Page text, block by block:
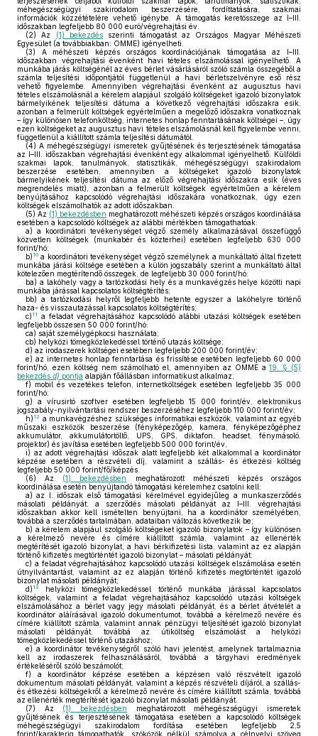
méhegészségügyi szakirodalom beszerzésére, fordíttatására, szakmai
információk közzétételére vehető igénybe. A támogatás keretösszege az I–III.
időszakban legfeljebb 80 000 euró/végrehajtási év.
(2) Az (1) bekezdés szerinti támogatást az Országos Magyar Méhészeti
Egyesület (a továbbiakban: OMME) igényelheti.
(3) A méhészeti képzés országos koordinációjának támogatása az I–III.
időszakban végrehajtási évenként havi tételes elszámolással igényelhető. A
munkába járás költségénél az éves bérlet vásárlásáról szóló számla összegéből a
számla teljesítési időpontjától függetlenül a havi bérletszelvényre eső rész
vehető figyelembe. Amennyiben végrehajtási évenként az augusztus havi
tételes elszámolásnál a kérelem alapjául szolgáló költségeket igazoló bizonylatok
bármelyikének teljesítési dátuma a következő végrehajtási időszakra esik,
azonban a felmerült költségek egyértelműen a megelőző időszakra vonatkoznak
– így különösen telefonköltség, internetes honlap fenntartásának költségei –, úgy
ezen költségeket az augusztus havi tételes elszámolásnál kell figyelembe venni,
függetlenül a kiállított számla teljesítési dátumától.
(4) A méhegészségügyi ismeretek gyűjtésének és terjesztésének támogatása
az I–III. időszakban végrehajtási évenként egy alkalommal igényelhető. Külföldi
szakmai lapok, tanulmányok, statisztikák, méhegészségügyi szakirodalom
beszerzése esetében, amennyiben a költségeket igazoló bizonylatok
bármelyikének teljesítési dátuma az előző végrehajtási időszakra esik (éves
megrendelés miatt), azonban a felmerült költségek egyértelműen a kérelem
benyújtásához kapcsolódó végrehajtási időszakára vonatkoznak, úgy ezen
költségek elszámolhatók az adott időszakban.
(5) Az (1) bekezdésben meghatározott méhészeti képzés országos koordinálása
esetében a kapcsolódó költségek az alábbi mértékben támogathatóak:
a) a koordinátori tevékenységet végző személy alkalmazásával összefüggő
közvetlen költségek (munkabér és közterhei) esetében legfeljebb 630 000
forint/hó;
b) 10 a koordinátori tevékenységet végző személynek a munkáltató által fizetett
munkába járási költsége esetében a külön jogszabály szerint a munkáltató által
kötelezően megtérítendő összegek, de legfeljebb 30 000 forint/hó:
ba) a lakóhely vagy a tartózkodási hely és a munkavégzés helye közötti napi
munkába járással kapcsolatos költségtérítés;
bb) a tartózkodási helyről legfeljebb hetente egyszer a lakóhelyre történő
haza- és visszautazással kapcsolatos költségtérítés;
c) 11
a feladat végrehajtásához kapcsolódó alábbi utazási költségek esetében
legfeljebb összesen 50 000 forint/hó:
ca) saját személygépkocsi használata;
cb) helyközi tömegközlekedéssel történő utazás költsége;
d) az irodaszerek költségei esetében legfeljebb 200 000 forint/év;
e) az internetes honlap fenntartása és frissítése esetében legfeljebb 60 000
forint/hó, ezen költség nem számolható el, amennyiben az OMME a19. § (5)
bekezdés d) pontja alapján főállásban informatikust alkalmaz;
f) mobil és vezetékes telefon, internetköltségek esetében legfeljebb 35 000
forint/hó;
g) a vírusirtó szoftver esetében legfeljebb 15 000 forint/év, elektronikus
jogszabály-nyilvántartási rendszer beszerzéséhez legfeljebb 110 000 forint/év;
h) 12 a munkavégzéshez szükséges informatikai eszközök, valamint az egyéb
műszaki eszközök beszerzése (fényképezőgép, kamera, fényképezőgéphez
akkumulátor, akkumulátortöltő, UPS, GPS, diktafon, headset, fénymásoló,
projektor) és javítása esetében legfeljebb 500 000 forint/év,
i) az adott végrehajtási időszak alatt legfeljebb két alkalommal a koordinátor
képzése esetében a részvételi díj, valamint a szállás- és étkezési költség
legfeljebb 50 000 forint/fő/képzés.
(6) Az (1) bekezdésben
meghatározott méhészeti képzés országos
koordinálása esetén benyújtandó támogatási kérelemhez csatolni kell:
a) az I. időszak első támogatási kérelmével egyidejűleg a munkaszerződés
másolati példányát; a szerződés másolati példányát az I–III. végrehajtási
időszakban akkor kell ismételten benyújtani, ha a koordinátor személyében,
továbbá a szerződés tartalmában, adataiban változás következik be;
b) a kérelem alapjául szolgáló költségeket igazoló bizonylatok – így különösen
a kérelmező nevére és címére kiállított számla, valamint az ellenérték
megtérítését igazoló bizonylat, a havi bérkifizetési lista, valamint az ez alapján
történő kifizetés megtörténtét igazoló bizonylat – másolati példányát;
c) a feladat végrehajtásához kapcsolódó utazási költségek elszámolása esetén
útnyilvántartást, valamint az ez alapján történő kifizetés megtörténtét igazoló
bizonylat másolati példányát;
d) 13
helyközi tömegközlekedéssel történő munkába járással kapcsolatos
költségek, valamint a feladat végrehajtásához kapcsolódó utazási költségek
elszámolásához a bérlet vagy jegy másolati példányát, és a bérlet átvételét a
koordinátor aláírásával igazoló dokumentumot, továbbá a kérelmező nevére és
címére kiállított számla, valamint annak pénzügyi teljesítését igazoló bizonylat
másolati példányát, továbbá az útiköltség elszámolást a helyközi
tömegközlekedéssel történő utazáshoz;
e) a koordinátor tevékenységről szóló havi jelentést, amelynek tartalmaznia
kell az irodaszerek felhasználásáról, továbbá a tárgyhavi eredmények
értékeléséről szóló beszámolót;
f) a koordinátor képzése esetében a képzésen való részvételt igazoló
dokumentum másolati példányát, valamint a képzés részvételi díjáról, a szállás-
és étkezési költségekről a kérelmező nevére és címére kiállított számla, továbbá
az ellenérték megtérítését igazoló bizonylat másolati példányát.
(7) Az (1) bekezdésben meghatározott méhegészségügyi ismeretek
gyűjtésének és terjesztésének támogatása esetében a kapcsolódó költségek
méhegészségügyi szakirodalom fordítása esetében legfeljebb 2,5
forint/karakterig támogathatók, szóközök nélkül számolva a célnyelvi szöveg